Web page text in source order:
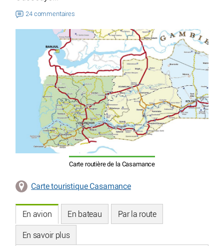
24 commentaires
Carte routière de la Casamance
Carte touristique Casamance
En avion En bateau Par la route
En savoir plus